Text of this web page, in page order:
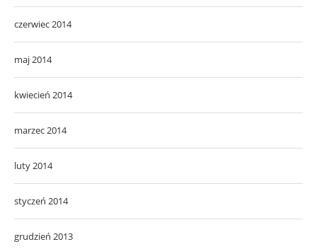
czerwiec 2014
maj 2014
kwiecień 2014
marzec 2014
luty 2014
styczeń 2014
grudzień 2013